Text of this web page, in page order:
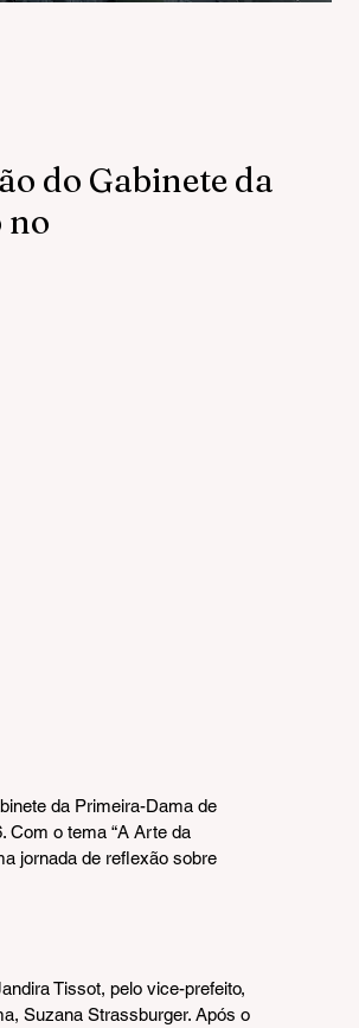
do Gabinete da
no
da Primeira-Dama de
Com o tema “A Arte da
jornada de reflexão sobre
Tissot, pelo vice-prefeito,
Suzana Strassburger. Após o